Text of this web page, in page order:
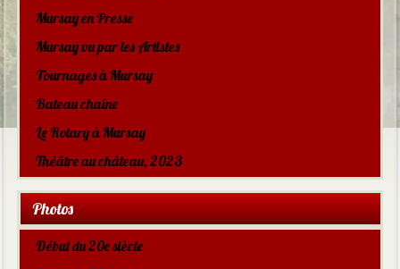
Mursay en Presse
Mursay vu par les Artistes
Tournages à Mursay
Bateau chaîne
Le Rotary à Mursay
Théâtre au château, 2023
Photos
Début du 20e siècle